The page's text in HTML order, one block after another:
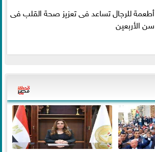
أطعمة للرجال تساعد فى تعزيز صحة القلب فى
سن الأربعين